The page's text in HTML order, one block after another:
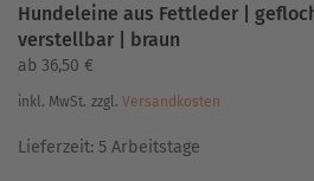
Hundeleine aus Fettleder |
verstellbar | braun
ab 36,50 €
inkl. MwSt. zzgl. Versandkosten
Lieferzeit: 5 Arbeitstage